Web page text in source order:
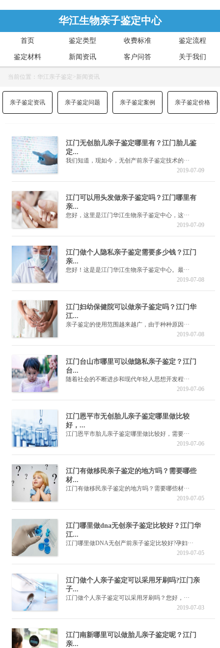
华江生物亲子鉴定中心
首页 鉴定类型 收费标准 鉴定流程
鉴定材料 新闻资讯 客户问答 关于我们
当前位置： 华江亲子鉴定 >新闻资讯
亲子鉴定资讯 亲子鉴定问题 亲子鉴定案例 亲子鉴定价格
江门无创胎儿亲子鉴定哪里有？江门胎儿鉴
定...
我们知道，现如今，无创产前亲子鉴定技术的···
2019-07-09
江门可以用头发做亲子鉴定吗？江门哪里有
亲...
您好，这里是江门华江生物亲子鉴定中心，这···
2019-07-09
江门做个人隐私亲子鉴定需要多少钱？江门
亲...
您好！这是是江门华江生物亲子鉴定中心。最···
2019-07-08
江门妇幼保健院可以做亲子鉴定吗？江门华
江...
亲子鉴定的使用范围越来越广，由于种种原因···
2019-07-08
江门台山市哪里可以做隐私亲子鉴定？江门
台...
随着社会的不断进步和现代年轻人思想开发程···
2019-07-06
江门恩平市无创胎儿亲子鉴定哪里做比较
好，...
江门恩平市胎儿亲子鉴定哪里做比较好，需要···
2019-07-06
江门有做移民亲子鉴定的地方吗？需要哪些
材...
江门有做移民亲子鉴定的地方吗？需要哪些材···
2019-07-05
江门哪里做dna无创亲子鉴定比较好？江门华
江...
江门哪里做DNA无创产前亲子鉴定比较好?孕妇···
2019-07-05
江门做个人亲子鉴定可以采用牙刷吗?江门亲
子...
江门做个人亲子鉴定可以采用牙刷吗？您好，···
2019-07-03
江门南新哪里可以做胎儿亲子鉴定呢？江门
亲...